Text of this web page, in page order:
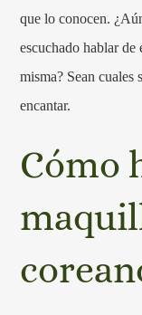
que lo conocen.
escuchado hablar
misma? Sean cuales
encantar.
Cómo